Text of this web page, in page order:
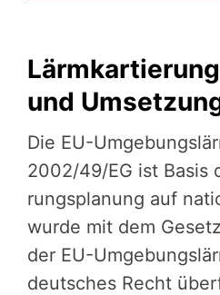
und
Die EU-
2002/49/EG ist Basis
rungs­pla­nung auf
wurde mit dem
der EU-
deutsches Recht